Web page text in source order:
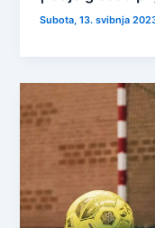
Subota, 13. svibnja